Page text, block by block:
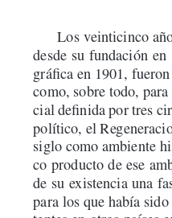
Los veinticinco
desde su fundación
gráfica en 1901,
como, sobre todo,
cial definida por tres
político, el
siglo como ambiente
co producto de ese
de su existencia una
para los que había